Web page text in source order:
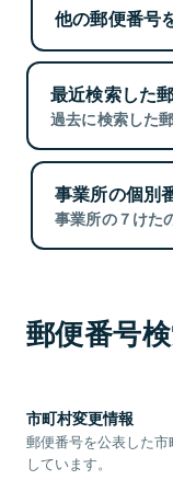
他の郵便番号
最近検索した
過去に検索した
事業所の個別
事業所の７けた
郵便番号
市町村変更情報
郵便番号を公表した
しています。